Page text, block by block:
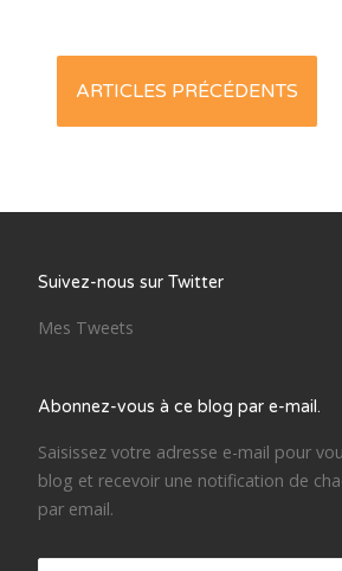
Posts
navigation
ARTICLES PRÉCÉDENTS
Suivez-nous sur Twitter
Mes Tweets
Abonnez-vous à ce blog par e-mail.
Saisissez votre adresse e-mail pour
blog et recevoir une notification de
par email.